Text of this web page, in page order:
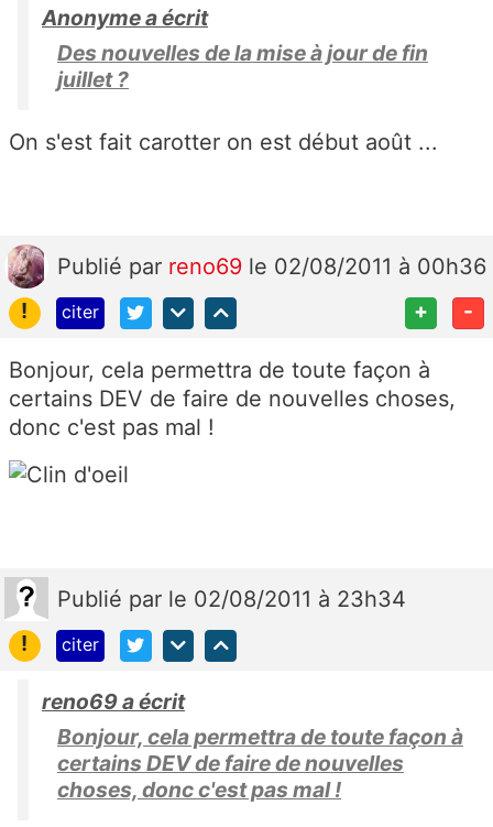
Anonyme a écrit
Des nouvelles de la mise à jour de fin
juillet ?
On s'est fait carotter on est début août ...
Publié par reno69 le 02/08/2011 à 00h36
!
citer + -
Bonjour, cela permettra de toute façon à
certains DEV de faire de nouvelles choses,
donc c'est pas mal !
Publié par le 02/08/2011 à 23h34
!
citer
reno69 a écrit
Bonjour, cela permettra de toute façon à
certains DEV de faire de nouvelles
choses, donc c'est pas mal !